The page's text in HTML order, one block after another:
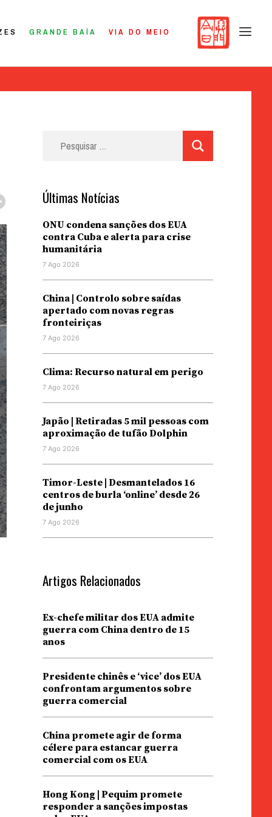
GRANDE BAÍA VIA DO MEIO
Últimas Notícias
ONU condena sanções dos EUA
contra Cuba e alerta para crise
humanitária
7 Ago 2026
China | Controlo sobre saídas
apertado com novas regras
fronteiriças
7 Ago 2026
Clima: Recurso natural em perigo
7 Ago 2026
Japão | Retiradas 5 mil pessoas com
aproximação de tufão Dolphin
7 Ago 2026
Timor-Leste | Desmantelados 16
centros de burla ‘online’ desde 26
de junho
7 Ago 2026
Artigos Relacionados
Ex-chefe militar dos EUA admite
guerra com China dentro de 15
anos
Presidente chinês e ‘vice’ dos EUA
confrontam argumentos sobre
guerra comercial
China promete agir de forma
célere para estancar guerra
comercial com os EUA
Hong Kong | Pequim promete
responder a sanções impostas